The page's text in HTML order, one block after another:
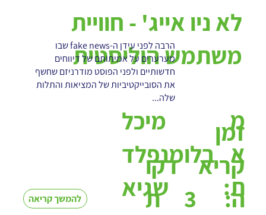
לא ניו אייג' - חוויית
משתמש הוליסטית הרבה לפני עידן ה-fake news שבו
מערערים על אמיתותם של דיווחים
חדשותיים ולפני הפוסט מודרניזם שחשף
את הסובייקטיביות של המציאות והתלות
שלה...
מיכל
בלומנפלד
שגיא
מ
א
ת:
להמשך קריאה
דקו
ת
זמן
קריא
ה:
3